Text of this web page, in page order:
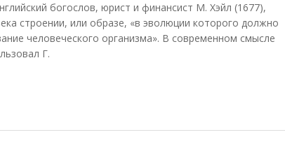
богослов, юрист и финансист М. Хэйл (1677),
строении, или образе, «в эволюции которого должно
человеческого организма». В современном смысле
Г.